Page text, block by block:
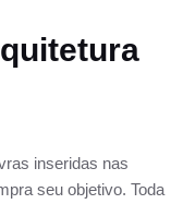
inseridas nas
seu objetivo. Toda